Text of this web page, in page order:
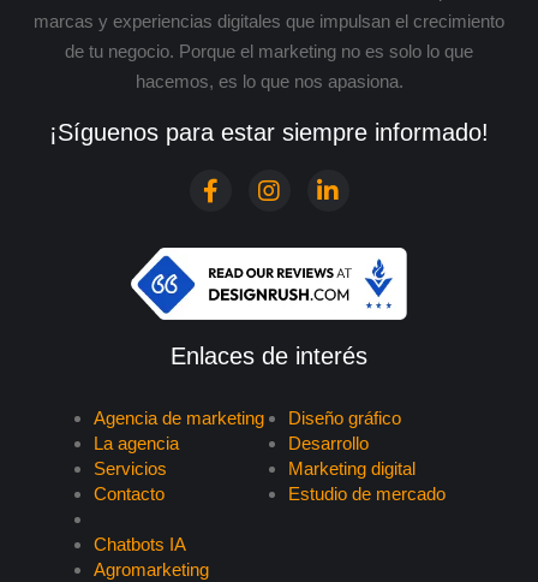
marcas y experiencias digitales que impulsan el crecimiento
de tu negocio. Porque el marketing no es solo lo que
hacemos, es lo que nos apasiona.
¡Síguenos para estar siempre informado!
Enlaces de interés
Agencia de marketing
La agencia
Servicios
Contacto
Chatbots IA
Agromarketing
Diseño gráfico
Desarrollo
Marketing digital
Estudio de mercado